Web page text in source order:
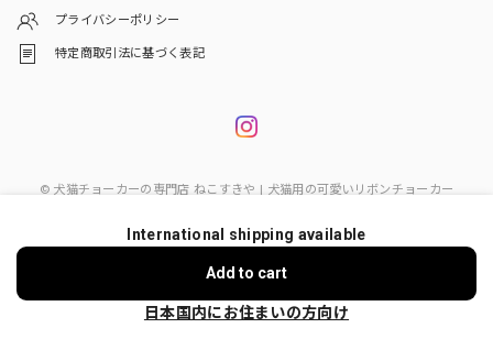
プライバシーポリシー
特定商取引法に基づく表記
© 犬猫チョーカーの専門店 ねこすきや | 犬猫用の可愛いリボンチョーカー
International shipping available
Add to cart
日本国内にお住まいの方向け
ショップに質問する